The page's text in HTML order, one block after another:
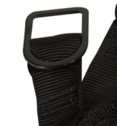
CHF59.90CHF29.90.